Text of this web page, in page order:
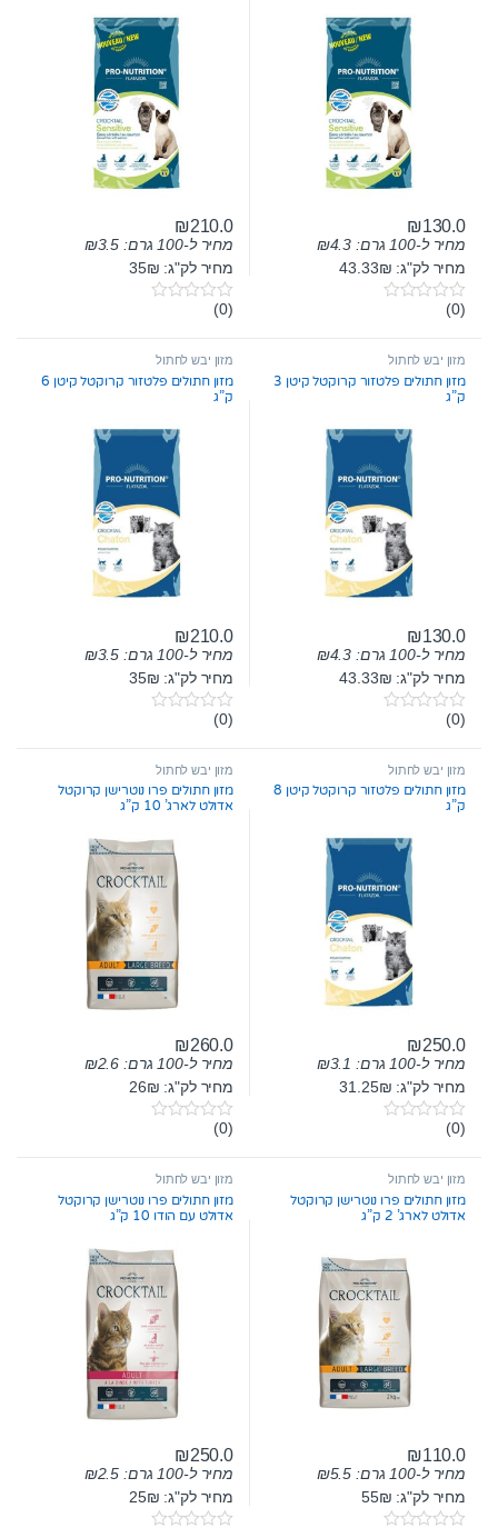
₪130.0
מחיר ל-100 גרם: ₪4.3
מחיר לק"ג: 43.33₪
0
t
f
5
(0)
₪210.0
מחיר ל-100 גרם: ₪3.5
מחיר לק"ג: 35₪
0
t
f
5
(0)
מזון יבש לחתול
מזון חתולים פלטזור קרוקטל קיטן 3
ק”ג
₪130.0
מחיר ל-100 גרם: ₪4.3
מחיר לק"ג: 43.33₪
0
t
o
f
5
(0)
מזון יבש לחתול
מזון חתולים פלטזור קרוקטל קיטן 6
ק”ג
₪210.0
מחיר ל-100 גרם: ₪3.5
מחיר לק"ג: 35₪
0
t
o
f
5
(0)
מזון יבש לחתול
מזון חתולים פלטזור קרוקטל קיטן 8
ק”ג
₪250.0
מחיר ל-100 גרם: ₪3.1
מחיר לק"ג: 31.25₪
0
t
o
f
5
(0)
מזון יבש לחתול
מזון חתולים פרו נוטרישן קרוקטל
אדולט לארג’ 10 ק”ג
₪260.0
מחיר ל-100 גרם: ₪2.6
מחיר לק"ג: 26₪
0
t
o
f
5
(0)
מזון יבש לחתול
מזון חתולים פרו נוטרישן קרוקטל
אדולט לארג’ 2 ק”ג
₪110.0
מחיר ל-100 גרם: ₪5.5
מחיר לק"ג: 55₪
מזון יבש לחתול
מזון חתולים פרו נוטרישן קרוקטל
אדולט עם הודו 10 ק”ג
₪250.0
מחיר ל-100 גרם: ₪2.5
מחיר לק"ג: 25₪